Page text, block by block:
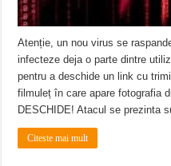
Atenție, un nou virus se
infecteze deja o parte dintre
pentru a deschide un link cu
filmuleț în care apare fotografia
DESCHIDE! Atacul se prezinta
Citeste mai mult